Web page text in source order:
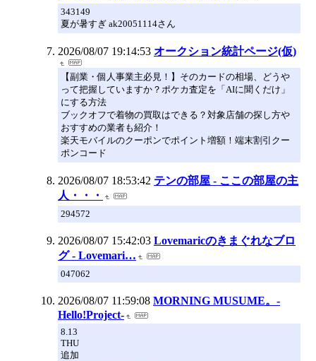
343149
夏が暑すぎ ak20051114さん
2026/08/07 19:14:53 オークション統計ページ(仮)
【副業・個人事業主必見！】そのカードの相場、どうや
って把握していますか？ポケカ査定を「AIに聞くだけ」
にする方法
ブックオフで着物の買取はできる？対象店舗の探し方や
おすすめの業者も紹介！
楽天モバイルのクーポンでポイント増額！端末割引クー
ポンコード
2026/08/07 18:53:42 テンの部屋 - ここの部屋の主
人・・・
294572
2026/08/07 15:42:03 Lovemaricのきまぐれなブロ
グ - Lovemari…
047062
2026/08/07 11:59:08 MORNING MUSUME。-
Hello!Project-
8.13
THU
追加